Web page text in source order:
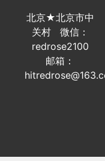
北京★北京市中
关村 微信：
redrose2100
邮箱：